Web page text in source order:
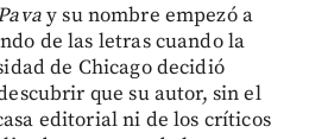
y su nombre empezó a
de las letras cuando la
de Chicago decidió
que su autor, sin el
editorial ni de los críticos